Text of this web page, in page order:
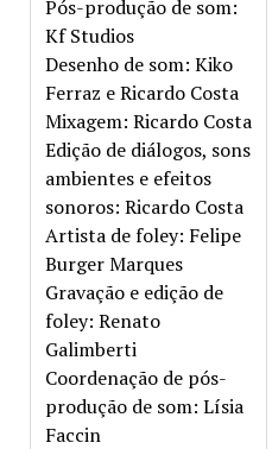
Pós-produção de som:
Kf Studios
Desenho de som: Kiko
Ferraz e Ricardo Costa
Mixagem: Ricardo Costa
Edição de diálogos, sons
ambientes e efeitos
sonoros: Ricardo Costa
Artista de foley: Felipe
Burger Marques
Gravação e edição de
foley: Renato
Galimberti
Coordenação de pós-
produção de som: Lísia
Faccin